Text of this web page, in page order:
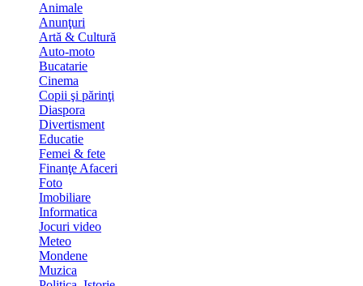
Animale
Anunţuri
Artă & Cultură
Auto-moto
Bucatarie
Cinema
Copii şi părinţi
Diaspora
Divertisment
Educatie
Femei & fete
Finanţe Afaceri
Foto
Imobiliare
Informatica
Jocuri video
Meteo
Mondene
Muzica